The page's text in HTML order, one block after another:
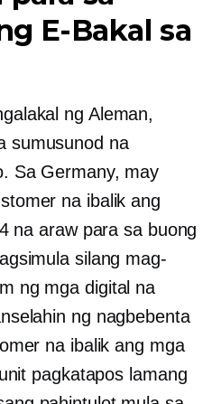
E-Bakal sa
ng Aleman,
sumusunod na
Sa Germany, may
na ibalik ang
na araw para sa buong
silang mag-
ng mga digital na
ng nagbebenta
na ibalik ang mga
pagkatapos lamang